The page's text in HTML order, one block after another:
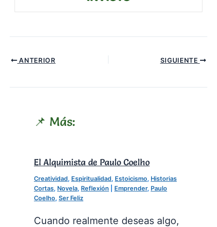
ANTERIOR SIGUIENTE
📌 Más:
El Alquimista de Paulo Coelho
Creatividad, Espiritualidad, Estoicismo, Historias
Cortas, Novela, Reflexión Emprender, Paulo
Coelho, Ser Feliz
Cuando realmente deseas algo,